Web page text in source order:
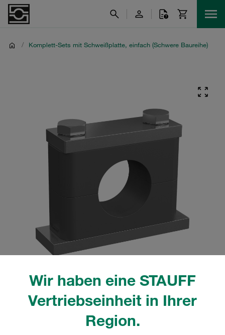
Wir haben eine STAUFF
Vertriebseinheit in Ihrer
Region.
/ Komplett-Sets mit Schweißplatte, einfach (Schwere Baureihe)
tatsächlichen Produkt abweichen.